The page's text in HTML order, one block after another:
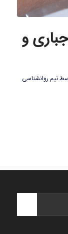
و
تیم روانشناسی